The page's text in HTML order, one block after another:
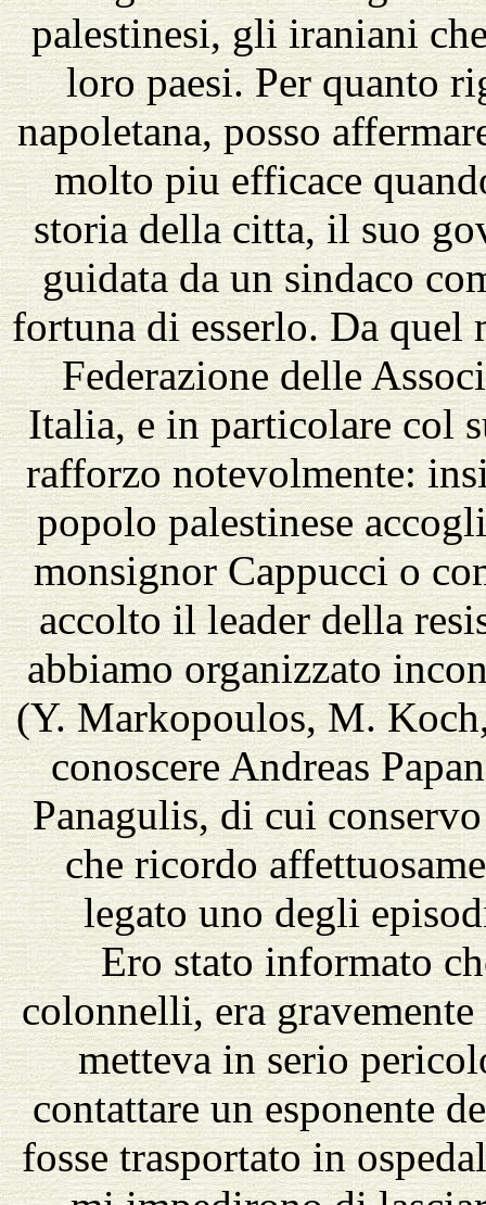
palestinesi, gli iraniani
loro paesi. Per quanto
napoletana, posso
molto piu efficace
storia della citta, il suo
guidata da un sindaco
fortuna di esserlo. Da quel
Federazione delle
Italia, e in particolare col
rafforzo notevolmente:
popolo palestinese
monsignor Cappucci o
accolto il leader della
abbiamo organizzato
(Y. Markopoulos, M.
conoscere Andreas
Panagulis, di cui
che ricordo
legato uno degli
Ero stato informato
colonnelli, era
metteva in serio
contattare un esponente
fosse trasportato in